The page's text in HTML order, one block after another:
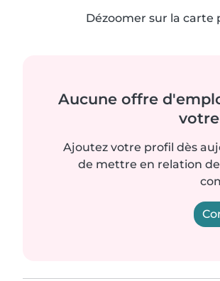
Dézoomer sur la
Aucune offre
Ajoutez votre profil dès
de mettre en relation